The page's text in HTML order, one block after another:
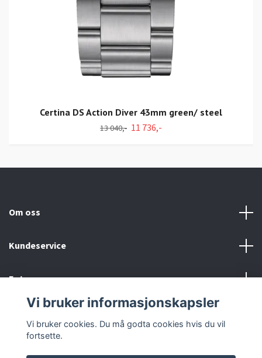
Certina DS Action Diver 43mm green/ steel
13 040,- 11 736,-
Om oss
Kundeservice
Fotmeny
Vi bruker informasjonskapsler
Vi bruker cookies. Du må godta cookies hvis du vil
fortsette.